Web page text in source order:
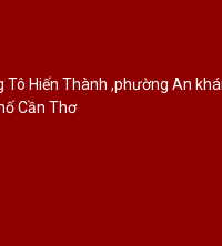
Tô Hiến Thành ,phường An
Cần Thơ